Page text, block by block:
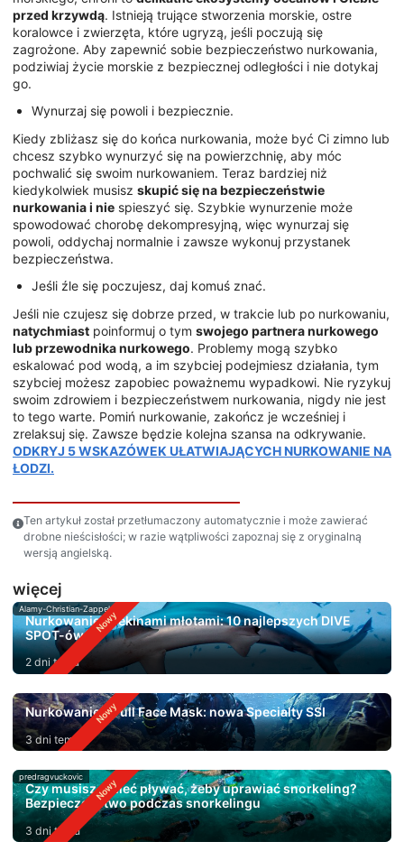
przed krzywdą. Istnieją trujące stworzenia morskie, ostre
koralowce i zwierzęta, które ugryzą, jeśli poczują się
zagrożone. Aby zapewnić sobie bezpieczeństwo nurkowania,
podziwiaj życie morskie z bezpiecznej odległości i nie dotykaj
go.
Wynurzaj się powoli i bezpiecznie.
Kiedy zbliżasz się do końca nurkowania, może być Ci zimno lub
chcesz szybko wynurzyć się na powierzchnię, aby móc
pochwalić się swoim nurkowaniem. Teraz bardziej niż
kiedykolwiek musisz skupić się na bezpieczeństwie
nurkowania i nie spieszyć się. Szybkie wynurzenie może
spowodować chorobę dekompresyjną, więc wynurzaj się
powoli, oddychaj normalnie i zawsze wykonuj przystanek
bezpieczeństwa.
Jeśli źle się poczujesz, daj komuś znać.
Jeśli nie czujesz się dobrze przed, w trakcie lub po nurkowaniu,
natychmiast poinformuj o tym swojego partnera nurkowego
lub przewodnika nurkowego. Problemy mogą szybko
eskalować pod wodą, a im szybciej podejmiesz działania, tym
szybciej możesz zapobiec poważnemu wypadkowi. Nie ryzykuj
swoim zdrowiem i bezpieczeństwem nurkowania, nigdy nie jest
to tego warte. Pomiń nurkowanie, zakończ je wcześniej i
zrelaksuj się. Zawsze będzie kolejna szansa na odkrywanie.
ODKRYJ 5 WSKAZÓWEK UŁATWIAJĄCYCH NURKOWANIE NA
ŁODZI.
Ten artykuł został przetłumaczony automatycznie i może zawierać
drobne nieścisłości; w razie wątpliwości zapoznaj się z oryginalną
wersją angielską.
więcej
Alamy-Christian-Zappel
Nurkowanie z rekinami młotami: 10 najlepszych DIVE
SPOT-ów
2 dni temu
Nurkowanie z Full Face Mask: nowa Specialty SSI
3 dni temu
predragvuckovic
Czy musisz umieć pływać, żeby uprawiać snorkeling?
Bezpieczeństwo podczas snorkelingu
3 dni temu